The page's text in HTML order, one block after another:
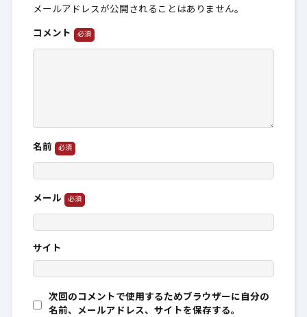
メールアドレスが公開されることはありません。
コメント
名前
メール
サイト
次回のコメントで使用するためブラウザーに自分の
名前、メールアドレス、サイトを保存する。